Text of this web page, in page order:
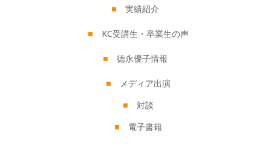
実績紹介
KC受講生・卒業生の声
徳永優子情報
メディア出演
対談
電子書籍